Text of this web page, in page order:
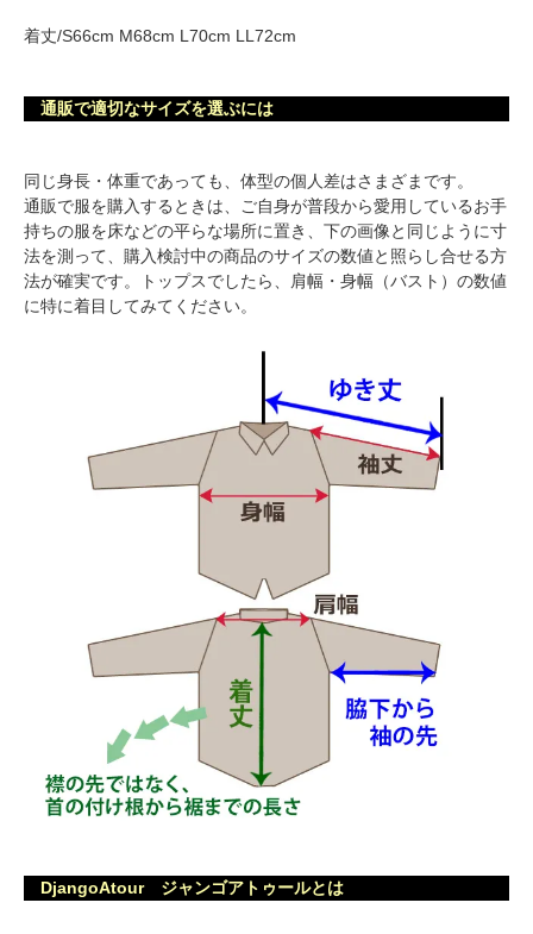
着丈/S66cm M68cm L70cm LL72cm
通販で適切なサイズを選ぶには
同じ身長・体重であっても、体型の個人差はさまざまです。
通販で服を購入するときは、ご自身が普段から愛用しているお手
持ちの服を床などの平らな場所に置き、下の画像と同じように寸
法を測って、購入検討中の商品のサイズの数値と照らし合せる方
法が確実です。トップスでしたら、肩幅・身幅（バスト）の数値
に特に着目してみてください。
DjangoAtour ジャンゴアトゥールとは